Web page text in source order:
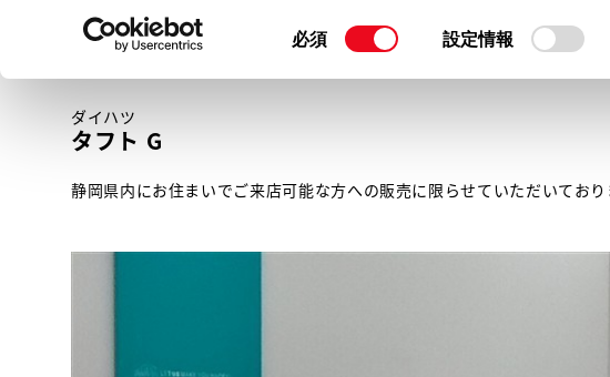
て」をご覧ください。
同
必須 設定情報
ダイハツ
タフト G
静岡県内にお住まいでご来店可能な方への販売に限らせていただいており